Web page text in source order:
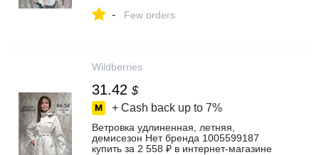
- Few orders
Wildberries
31.42 $
+ Cash back up to 7%
Ветровка удлиненная, летняя,
демисезон Нет бренда 1005599187
купить за 2 558 ₽ в интернет‑магазине